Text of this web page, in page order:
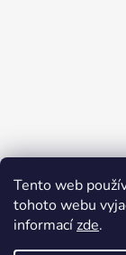
Tento web
tohoto webu
informacízde.
Přijímáme